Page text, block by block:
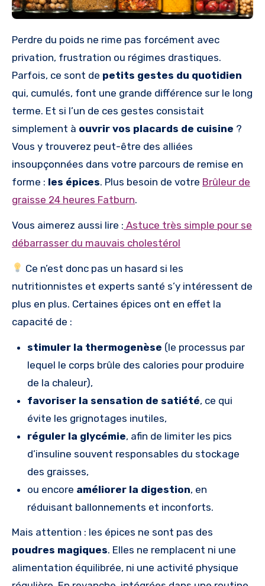
Perdre du poids ne rime pas forcément avec
privation, frustration ou régimes drastiques.
Parfois, ce sont de petits gestes du quotidien
qui, cumulés, font une grande différence sur le long
terme. Et si l’un de ces gestes consistait
simplement à ouvrir vos placards de cuisine ?
Vous y trouverez peut-être des alliées
insoupçonnées dans votre parcours de remise en
forme : les épices. Plus besoin de votre Brûleur de
graisse 24 heures Fatburn.
Vous aimerez aussi lire : Astuce très simple pour se
débarrasser du mauvais cholestérol
Ce n’est donc pas un hasard si les
nutritionnistes et experts santé s’y intéressent de
plus en plus. Certaines épices ont en effet la
capacité de :
stimuler la thermogenèse (le processus par
lequel le corps brûle des calories pour produire
de la chaleur),
favoriser la sensation de satiété, ce qui
évite les grignotages inutiles,
réguler la glycémie, afin de limiter les pics
d’insuline souvent responsables du stockage
des graisses,
ou encore améliorer la digestion, en
réduisant ballonnements et inconforts.
Mais attention : les épices ne sont pas des
poudres magiques. Elles ne remplacent ni une
alimentation équilibrée, ni une activité physique